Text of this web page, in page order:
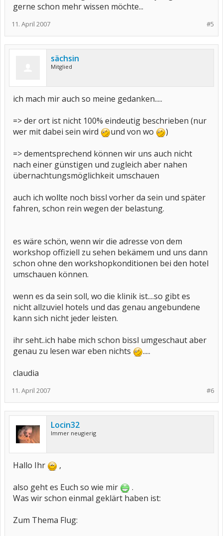
gerne schon mehr wissen möchte...
#5
11. April 2007
sächsin
Mitglied
ich mach mir auch so meine gedanken.....
=> der ort ist nicht 100% eindeutig beschrieben (nur
wer mit dabei sein wird
und von wo
)
=> dementsprechend können wir uns auch nicht
nach einer günstigen und zugleich aber nahen
übernachtungsmöglichkeit umschauen
auch ich wollte noch bissl vorher da sein und später
fahren, schon rein wegen der belastung.
es wäre schön, wenn wir die adresse von dem
workshop offiziell zu sehen bekämem und uns dann
schon ohne den workshopkonditionen bei den hotel
umschauen können.
wenn es da sein soll, wo die klinik ist....so gibt es
nicht allzuviel hotels und das genau angebundene
kann sich nicht jeder leisten.
ihr seht..ich habe mich schon bissl umgeschaut aber
genau zu lesen war eben nichts
.....
claudia
#6
11. April 2007
Locin32
Immer neugierig
Hallo Ihr
,
also geht es Euch so wie mir
.
Was wir schon einmal geklärt haben ist:
Zum Thema Flug: